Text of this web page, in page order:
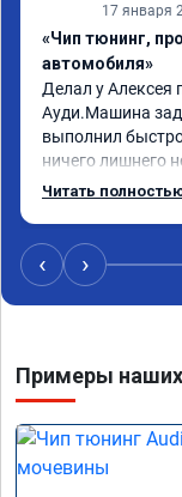
17 января
«Чип тюнинг,
автомобиля»
Делал у Алексея
Ауди.Машина
выполнил
ничего лишнего
договаривались
поломки
Алексея как
Читать
‹ ›
Примеры